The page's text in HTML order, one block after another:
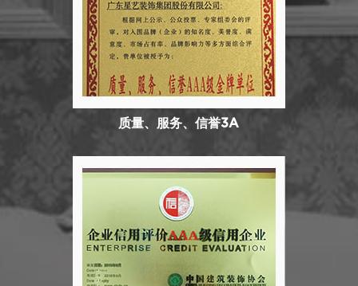
质量、服务、信誉3A